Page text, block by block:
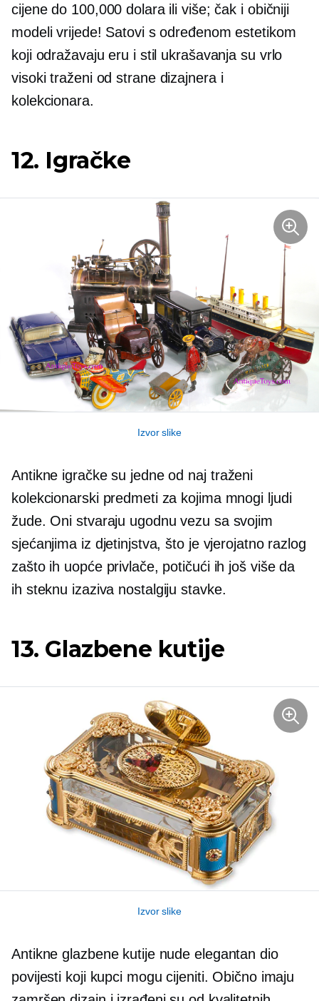
cijene do 100,000 dolara ili više; čak i običniji
modeli vrijede! Satovi s određenom estetikom
koji odražavaju eru i stil ukrašavanja su vrlo
visokitraženiod strane dizajnera i
kolekcionara.
12. Igračke
Izvor slike
Antikne igračke su jedne od naj traženi
kolekcionarski predmeti za kojima mnogi ljudi
žude. Oni stvaraju ugodnu vezu sa svojim
sjećanjima iz djetinjstva, što je vjerojatno razlog
zašto ih uopće privlače, potičući ih još više da
ih steknu izaziva nostalgiju stavke.
13. Glazbene kutije
Izvor slike
Antikne glazbene kutije nude elegantan dio
povijesti koji kupci mogu cijeniti. Obično imaju